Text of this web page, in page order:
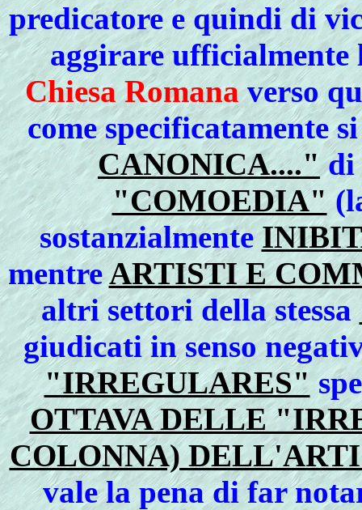
predicatore e quindi di
aggirare
Chiesa Romanaverso
come specificatamente
CANONICA...."di
"COMOEDIA"
sostanzialmente
mentreARTISTI E
altri settori della stessa
giudicati in senso
"IRREGULARES"
OTTAVA DELLE
COLONNA)
vale la pena di far